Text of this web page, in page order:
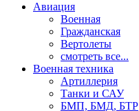
Авиация
Военная
Гражданская
Вертолеты
смотреть все...
Военная техника
Артиллерия
Танки и САУ
БМП, БМД, БТР